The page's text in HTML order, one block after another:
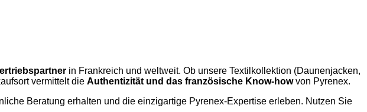
in Frankreich und weltweit. Ob unsere Textilkollektion (Daunenjacken,
vermittelt die Authentizität und das französische Know-howvon Pyrenex.
Beratung erhalten und die einzigartige Pyrenex-Expertise erleben. Nutzen Sie